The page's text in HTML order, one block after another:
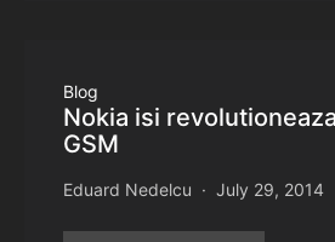
Blog
Nokia isi
GSM
Eduard Nedelcu July 29, 2014